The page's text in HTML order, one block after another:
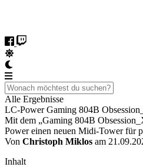
Alle Ergebnisse
LC-Power Gaming 804B
Mit dem „Gaming 804B
Power einen neuen Midi-Tower für
Von Christoph Miklos am
Inhalt